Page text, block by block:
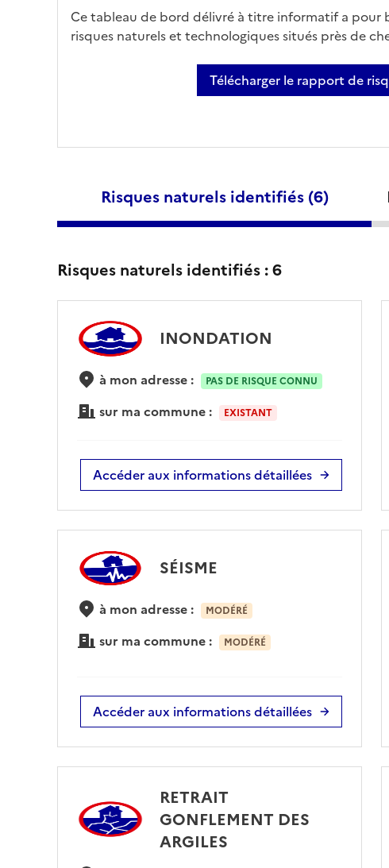
Ce tableau de bord délivré à titre informatif a pour
risques naturels et technologiques situés près de
Télécharger le rapport de
Risques naturels identifiés (6)
Risques naturels identifiés :6
INONDATION
à mon adresse : PAS DE RISQUE CONNU
sur ma commune : EXISTANT
Accéder aux informations détaillées
SÉISME
à mon adresse : MODÉRÉ
sur ma commune : MODÉRÉ
Accéder aux informations détaillées
RETRAIT
GONFLEMENT DES
ARGILES